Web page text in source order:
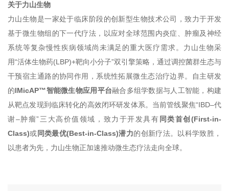
关于力山生物
力山生物是一家处于临床阶段的创新型生物技术公司，致力于开发
基于微生物组的下一代疗法，以应对全球范围内炎症、肿瘤及神经
系统等复杂慢性疾病领域尚未满足的重大医疗需求。力山生物采
用“活体生物药(LBP)+靶向小分子”双引擎策略，通过调控菌群生态与
干预宿主通路的协同作用，系统性拓展微生态治疗边界。自主研发
的IMicAP™智能微生物应用平台融合多组学数据与人工智能，构建
从靶点发现到临床转化的高效闭环研发体系。当前管线聚焦“IBD–代
谢–肿瘤”三大高价值领域，致力于开发具有 同类首创(First-in-
Class)或同类最优(Best-in-Class)潜力的创新疗法。以科学致胜，
以患者为先，力山生物正加速推动微生态疗法走向全球。